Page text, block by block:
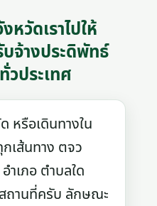
หวัดเราไปให้
จ้างประดิพัทธ์
วประเทศ
รือเดินทางใน
เส้นทาง ตจว
เภอ ตำบลใด
ถานที่ครับ ลักษณะ